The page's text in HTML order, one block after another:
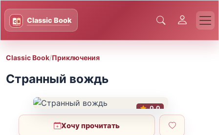
Classic Book/Приключения
Странный вождь
0.0
Хочу прочитать